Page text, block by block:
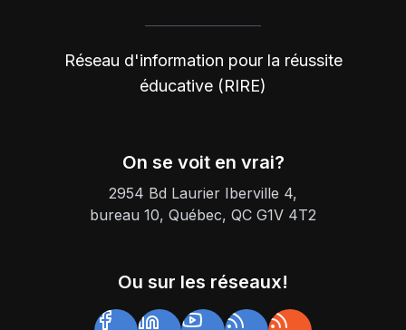
Réseau d'information pour la réussite
éducative (RIRE)
On se voit en vrai?
2954 Bd Laurier Iberville 4,
bureau 10, Québec, QC G1V 4T2
Ou sur les réseaux!